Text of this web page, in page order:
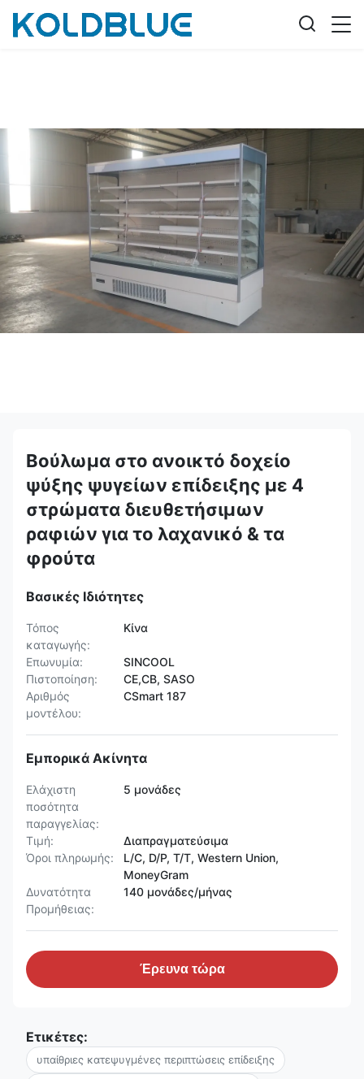
Βούλωμα στο ανοικτό δοχείο
ψύξης ψυγείων επίδειξης με 4
στρώματα διευθετήσιμων
ραφιών για το λαχανικό & τα
φρούτα
Βασικές Ιδιότητες
Τόπος
καταγωγής:
Κίνα
Επωνυμία:
SINCOOL
Πιστοποίηση:
CE,CB, SASO
Αριθμός
μοντέλου:
CSmart 187
Εμπορικά Ακίνητα
Ελάχιστη
ποσότητα
παραγγελίας:
5 μονάδες
Τιμή:
Διαπραγματεύσιμα
Όροι πληρωμής:
L/C, D/P, T/T, Western Union,
MoneyGram
Δυνατότητα
Προμήθειας:
140 μονάδες/μήνας
Έρευνα τώρα
Ετικέτες:
υπαίθριες κατεψυγμένες περιπτώσεις επίδειξης